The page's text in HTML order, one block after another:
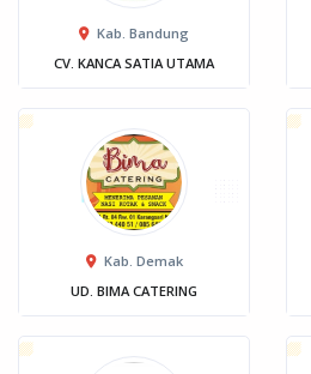
Kab. Bandung
CV. KANCA SATIA UTAMA
Kab. Demak
UD. BIMA CATERING